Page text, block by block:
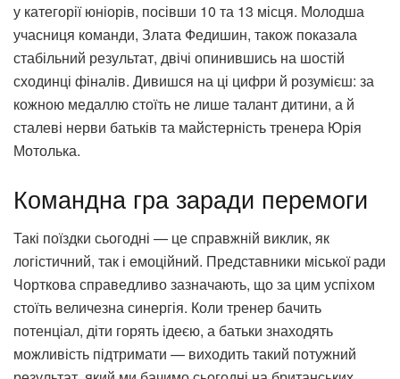
у категорії юніорів, посівши 10 та 13 місця. Молодша
учасниця команди, Злата Федишин, також показала
стабільний результат, двічі опинившись на шостій
сходинці фіналів. Дивишся на ці цифри й розумієш: за
кожною медаллю стоїть не лише талант дитини, а й
сталеві нерви батьків та майстерність тренера Юрія
Мотолька.
Командна гра заради перемоги
Такі поїздки сьогодні — це справжній виклик, як
логістичний, так і емоційний. Представники міської ради
Чорткова справедливо зазначають, що за цим успіхом
стоїть величезна синергія. Коли тренер бачить
потенціал, діти горять ідеєю, а батьки знаходять
можливість підтримати — виходить такий потужний